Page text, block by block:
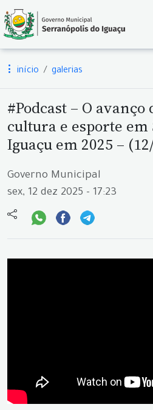
início galerias
#Podcast – O avanço
cultura e esporte
Iguaçu em 2025 –
Governo Municipal
sex, 12 dez 2025 - 17:23